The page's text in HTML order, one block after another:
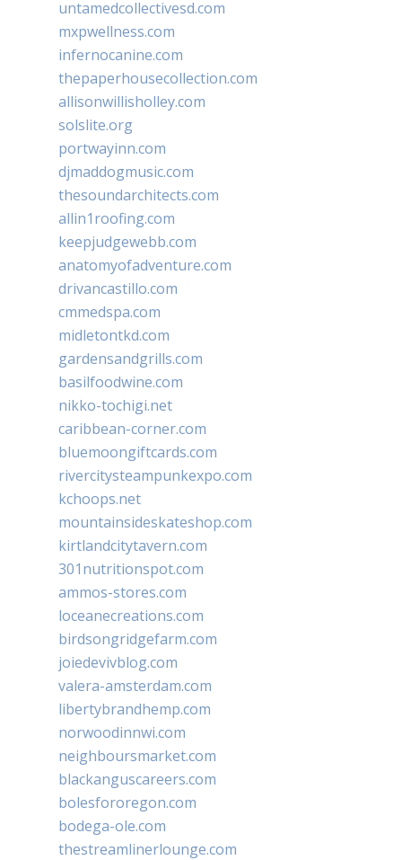
untamedcollectivesd.com
mxpwellness.com
infernocanine.com
thepaperhousecollection.com
allisonwillisholley.com
solslite.org
portwayinn.com
djmaddogmusic.com
thesoundarchitects.com
allin1roofing.com
keepjudgewebb.com
anatomyofadventure.com
drivancastillo.com
cmmedspa.com
midletontkd.com
gardensandgrills.com
basilfoodwine.com
nikko-tochigi.net
caribbean-corner.com
bluemoongiftcards.com
rivercitysteampunkexpo.com
kchoops.net
mountainsideskateshop.com
kirtlandcitytavern.com
301nutritionspot.com
ammos-stores.com
loceanecreations.com
birdsongridgefarm.com
joiedevivblog.com
valera-amsterdam.com
libertybrandhemp.com
norwoodinnwi.com
neighboursmarket.com
blackanguscareers.com
bolesfororegon.com
bodega-ole.com
thestreamlinerlounge.com